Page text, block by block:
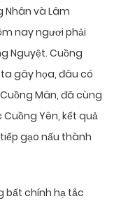
Nhân và Lâm
nay ngươi phải
Nguyệt. Cuồng
gây họa, đâu có
Mân, đã cùng
Yên, kết quả
gạo nấu thành
bất chính hạ tắc